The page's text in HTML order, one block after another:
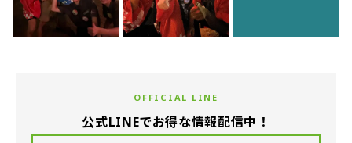
OFFICIAL LINE
公式LINEでお得な情報配信中！